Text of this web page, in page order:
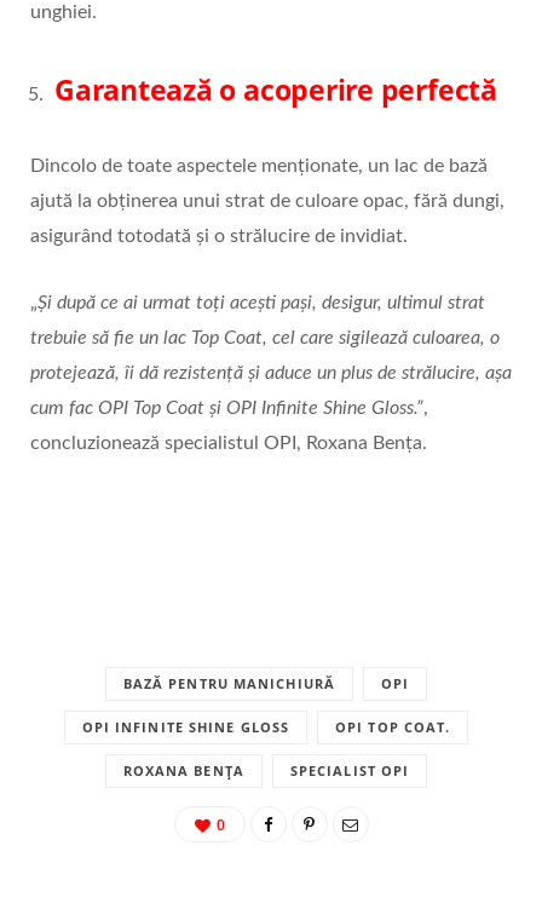
unghiei.
Garantează o acoperire perfectă
Dincolo de toate aspectele menționate, un lac de bază
ajută la obținerea unui strat de culoare opac, fără dungi,
asigurând totodată și o strălucire de invidiat.
„Și după ce ai urmat toți acești pași, desigur, ultimul strat
trebuie să fie un lac Top Coat, cel care sigilează culoarea, o
protejează, îi dă rezistență și aduce un plus de strălucire, așa
cum fac OPI Top Coat și OPI Infinite Shine Gloss.”,
concluzionează specialistul OPI, Roxana Bența.
BAZĂ PENTRU MANICHIURĂ OPI
OPI INFINITE SHINE GLOSS OPI TOP COAT.
ROXANA BENȚA SPECIALIST OPI
0